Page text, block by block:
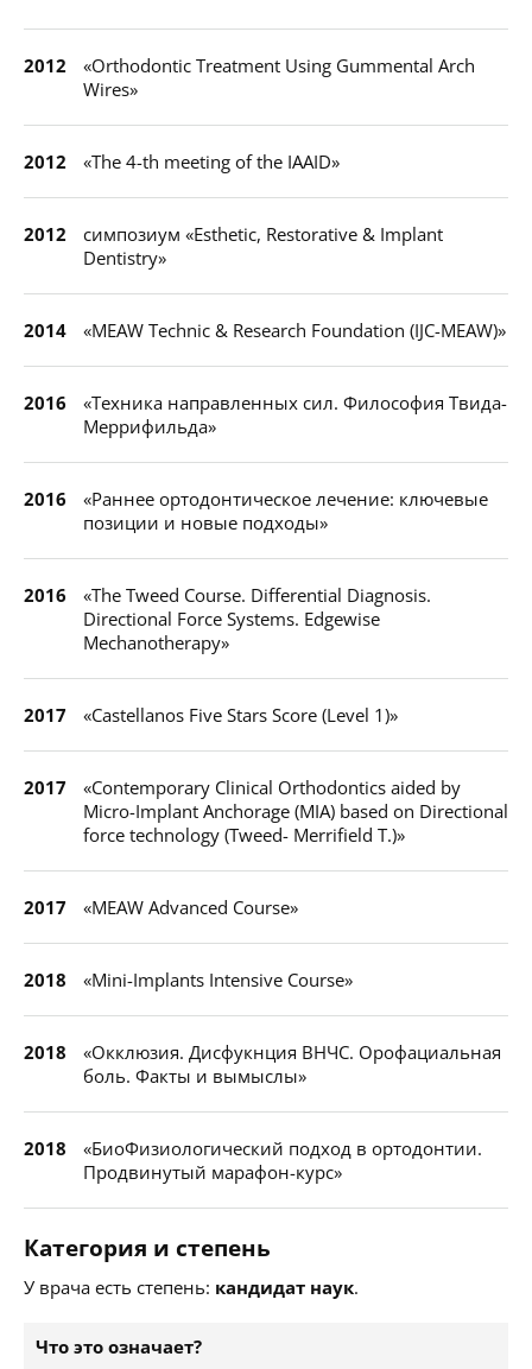
2012
«Orthodontic Treatment Using Gummental Arch
Wires»
2012 «The 4-th meeting of the IAAID»
2012
симпозиум «Esthetic, Restorative & Implant
Dentistry»
2014 «MEAW Technic & Research Foundation (IJC-MEAW)»
2016
«Техника направленных сил. Философия Твида-
Меррифильда»
2016
«Раннее ортодонтическое лечение: ключевые
позиции и новые подходы»
2016
«The Tweed Course. Differential Diagnosis.
Directional Force Systems. Edgewise
Mechanotherapy»
2017 «Castellanos Five Stars Score (Level 1)»
2017
«Contemporary Clinical Orthodontics aided by
Micro-Implant Anchorage (MIA) based on Directional
force technology (Tweed- Merrifield T.)»
2017 «MEAW Advanced Course»
2018 «Mini-Implants Intensive Course»
2018
«Окклюзия. Дисфукнция ВНЧС. Орофациальная
боль. Факты и вымыслы»
2018
«БиоФизиологический подход в ортодонтии.
Продвинутый марафон-курс»
Категория и степень
У врача есть степень: кандидат наук.
Что это означает?